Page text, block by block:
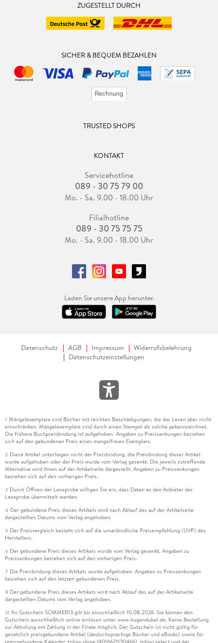
ZUGESTELLT DURCH
SICHER & BEQUEM BEZAHLEN
TRUSTED SHOPS
KONTAKT
Servicehotline
089 - 30 75 79 00
Mo. - Sa. 9.00 - 18.00 Uhr
Filialhotline
089 - 30 75 75 75
Mo. - Sa. 9.00 - 18.00 Uhr
Laden Sie unsere App herunter.
Datenschutz AGB Impressum
Widerrufsbelehrung
Datenschutzeinstellungen
1 Mängelexemplare sind Bücher mit leichten Beschädigungen, die das Lesen aber nicht
einschränken. Mängelexemplare sind durch einen Stempel als solche gekennzeichnet.
Die frühere Buchpreisbindung ist aufgehoben. Angaben zu Preissenkungen beziehen
sich auf den gebundenen Preis eines mangelfreien Exemplars.
2 Diese Artikel unterliegen nicht der Preisbindung, die Preisbindung dieser Artikel
wurde aufgehoben oder der Preis wurde vom Verlag gesenkt. Die jeweils zutreffende
Alternative wird Ihnen auf der Artikelseite dargestellt. Angaben zu Preissenkungen
beziehen sich auf den vorherigen Preis.
3 Durch Öffnen der Leseprobe willigen Sie ein, dass Daten an den Anbieter der
Leseprobe übermittelt werden.
4 Der gebundene Preis dieses Artikels wird nach Ablauf des auf der Artikelseite
dargestellten Datums vom Verlag angehoben.
5 Der Preisvergleich bezieht sich auf die unverbindliche Preisempfehlung (UVP) des
Herstellers.
6 Der gebundene Preis dieses Artikels wurde vom Verlag gesenkt. Angaben zu
Preissenkungen beziehen sich auf den vorherigen Preis.
7 Die Preisbindung dieses Artikels wurde aufgehoben. Angaben zu Preissenkungen
beziehen sich auf den letzten gebundenen Preis.
8 Der gebundene Preis dieses Artikels wird nach Ablauf des auf der Artikelseite
dargestellten Datums vom Verlag angehoben.
12 Ihr Gutschein SOMMER13 gilt bis einschließlich 10.08.2026. Sie können den
Gutschein ausschließlich online einlösen unter www.hugendubel.de. Keine Bestellung
zur Abholung mit Zahlung in der Filiale möglich. Der Gutschein ist nicht gültig für
gesetzlich preisgebundene Artikel (deutschsprachige Bücher und eBooks) sowie für
preisgebundene Kalender, tolino shine (4016621130466), tolino select und das